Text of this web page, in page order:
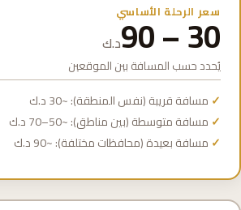
سعر الرحلة الأساسي
30 – 90 د.ك
يُحدد حسب المسافة بين الموقعين
مسافة قريبة (نفس المنطقة): ~30 د.ك
مسافة متوسطة (بين مناطق): ~50–70 د.ك
مسافة بعيدة (محافظات مختلفة): ~90 د.ك